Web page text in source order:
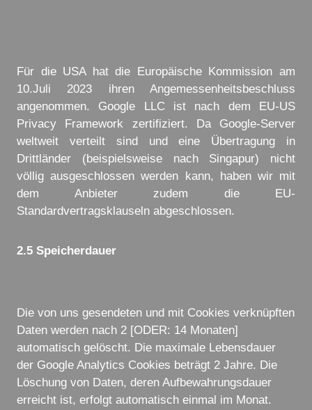
Für die USA hat die Europäische Kommission am
10.Juli 2023 ihren Angemessenheitsbeschluss
angenommen. Google LLC ist nach dem EU-US
Privacy Framework zertifiziert. Da Google-Server
weltweit verteilt sind und eine Übertragung in
Drittländer (beispielsweise nach Singapur) nicht
völlig ausgeschlossen werden kann, haben wir mit
dem Anbieter zudem die EU-
Standardvertragsklauseln abgeschlossen.
2.5 Speicherdauer
Die von uns gesendeten und mit Cookies verknüpften
Daten werden nach 2 [ODER: 14 Monaten]
automatisch gelöscht. Die maximale Lebensdauer
der Google Analytics Cookies beträgt 2 Jahre. Die
Löschung von Daten, deren Aufbewahrungsdauer
erreicht ist, erfolgt automatisch einmal im Monat.